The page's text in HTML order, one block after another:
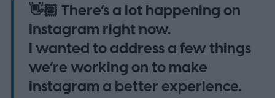
👋🏼 There’s a lot happening on
Instagram right now.
I wanted to address a few things
we’re working on to make
Instagram a better experience.